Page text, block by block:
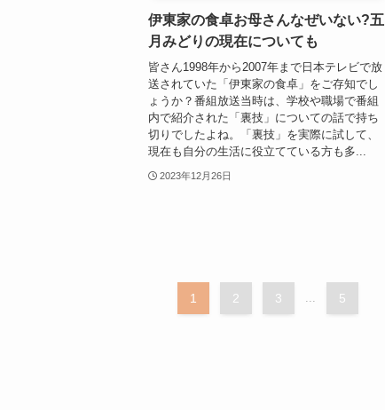
伊東家の食卓お母さんなぜいない?五
月みどりの現在についても
皆さん1998年から2007年まで日本テレビで放
送されていた「伊東家の食卓」をご存知でし
ょうか？番組放送当時は、学校や職場で番組
内で紹介された「裏技」についての話で持ち
切りでしたよね。「裏技」を実際に試して、
現在も自分の生活に役立てている方も多...
2023年12月26日
1 2 3 5